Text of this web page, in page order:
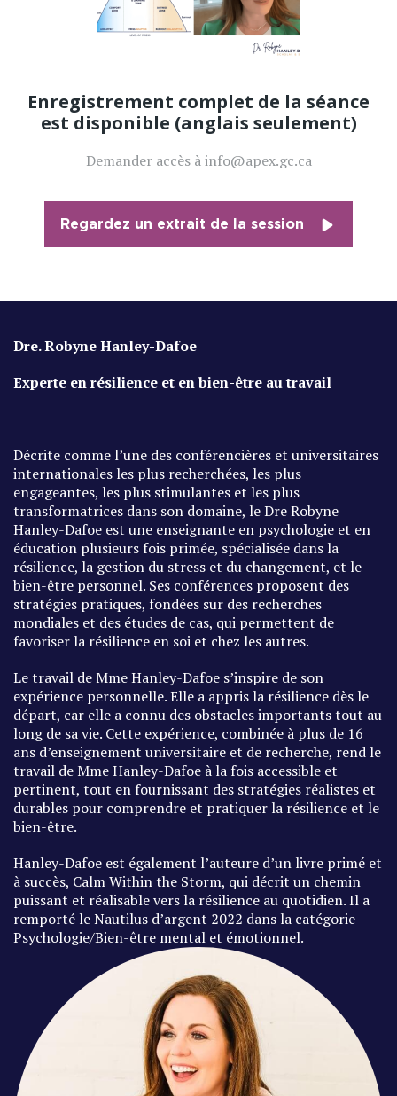
Enregistrement complet de la séance
est disponible (anglais seulement)
Demander accès à info@apex.gc.ca
Regardez un extrait de la session
Dre. Robyne Hanley-Dafoe
Experte en résilience et en bien-être au travail
Décrite comme l’une des conférencières et universitaires
internationales les plus recherchées, les plus
engageantes, les plus stimulantes et les plus
transformatrices dans son domaine, le Dre Robyne
Hanley-Dafoe est une enseignante en psychologie et en
éducation plusieurs fois primée, spécialisée dans la
résilience, la gestion du stress et du changement, et le
bien-être personnel. Ses conférences proposent des
stratégies pratiques, fondées sur des recherches
mondiales et des études de cas, qui permettent de
favoriser la résilience en soi et chez les autres.
Le travail de Mme Hanley-Dafoe s’inspire de son
expérience personnelle. Elle a appris la résilience dès le
départ, car elle a connu des obstacles importants tout au
long de sa vie. Cette expérience, combinée à plus de 16
ans d’enseignement universitaire et de recherche, rend le
travail de Mme Hanley-Dafoe à la fois accessible et
pertinent, tout en fournissant des stratégies réalistes et
durables pour comprendre et pratiquer la résilience et le
bien-être.
Hanley-Dafoe est également l’auteure d’un livre primé et
à succès, Calm Within the Storm, qui décrit un chemin
puissant et réalisable vers la résilience au quotidien. Il a
remporté le Nautilus d’argent 2022 dans la catégorie
Psychologie/Bien-être mental et émotionnel.